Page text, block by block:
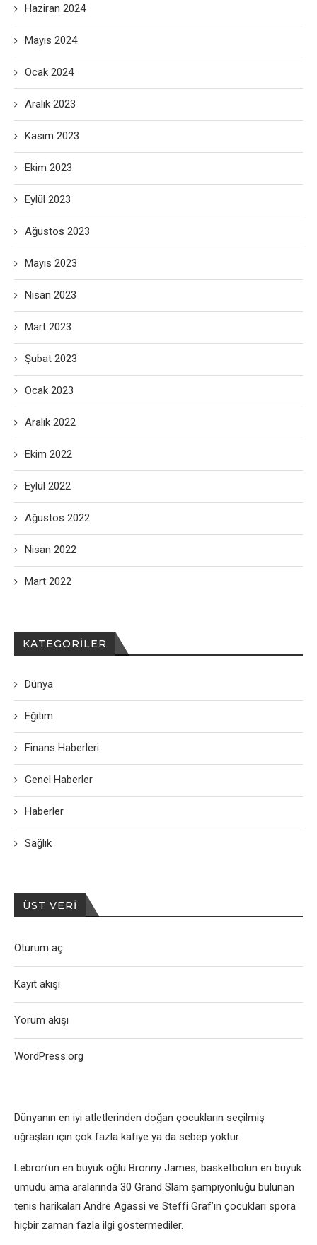
Dünyanın en iyi atletlerinden doğan çocukların seçilmiş
uğraşları için çok fazla kafiye ya da sebep yoktur.
Lebron’un en büyük oğlu Bronny James, basketbolun en büyük
umudu ama aralarında 30 Grand Slam şampiyonluğu bulunan
tenis harikaları Andre Agassi ve Steffi Graf’ın çocukları spora
hiçbir zaman fazla ilgi göstermediler.
Haziran 2024
Mayıs 2024
Ocak 2024
Aralık 2023
Kasım 2023
Ekim 2023
Eylül 2023
Ağustos 2023
Mayıs 2023
Nisan 2023
Mart 2023
Şubat 2023
Ocak 2023
Aralık 2022
Ekim 2022
Eylül 2022
Ağustos 2022
Nisan 2022
Mart 2022
KATEGORILER
Dünya
Eğitim
Finans Haberleri
Genel Haberler
Haberler
Sağlık
ÜST VERI
Oturum aç
Kayıt akışı
Yorum akışı
WordPress.org